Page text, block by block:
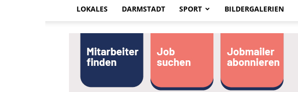
LOKALES DARMSTADT SPORT BILDERGALERIEN